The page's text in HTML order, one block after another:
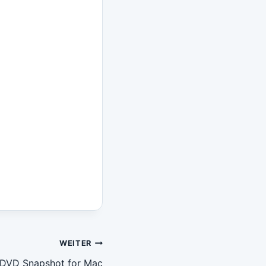
WEITER
Snapshot for Mac